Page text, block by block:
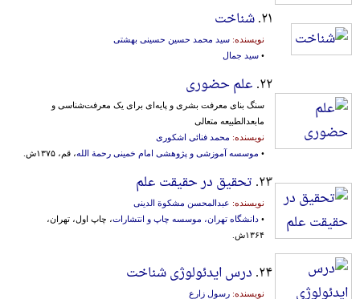
۲۱. شناخت
نویسنده: سید محمد حسین حسینی بهشتی
• سید جمال
۲۲. علم حضوری
سنگ بنای معرفت بشری و پایه‌ای‌ برای‌ یک‌ معرفت‌شناسی‌ و
مابعدالطبیعه‌ متعالی‌
نویسنده: محمد فنائی اشکوری
• موسسه آموزشی و پژوهشی امام خمینی رحمة الله، قم، ۱۳۷۵ش.
۲۳. تحقیق در حقیقت علم
نویسنده: عبدالمحسن مشکوة الدینی
• دانشگاه تهران، موسسه چاپ و انتشارات، چاپ اول، تهران،
۱۳۶۴ش.
۲۴. درس ایدئولوژی شناخت
نویسنده: رسول زارع